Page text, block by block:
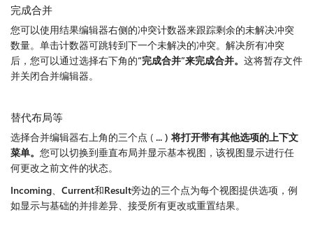
完成合并
您可以使用结果编辑器右侧的冲突计数器来跟踪剩余的未解决冲突
数量。单击计数器可跳转到下一个未解决的冲突。解决所有冲突
后，您可以通过选择右下角的“完成合并”来完成合并。 这将暂存文件
并关闭合并编辑器。
替代布局等
选择合并编辑器右上角的三个点 ( ... ) 将打开带有其他选项的上下文
菜单。 您可以切换到垂直布局并显示基本视图，该视图显示进行任
何更改之前文件的状态。
Incoming、 Current和Result旁边的三个点为每个视图提供选项，例
如显示与基础的并排差异、接受所有更改或重置结果。